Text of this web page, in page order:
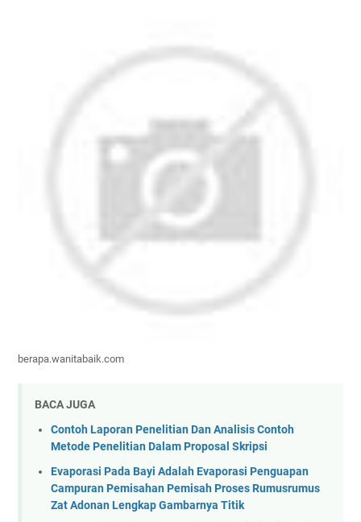
berapa.wanitabaik.com
BACA JUGA
Contoh Laporan Penelitian Dan Analisis Contoh
Metode Penelitian Dalam Proposal Skripsi
Evaporasi Pada Bayi Adalah Evaporasi Penguapan
Campuran Pemisahan Pemisah Proses Rumusrumus
Zat Adonan Lengkap Gambarnya Titik